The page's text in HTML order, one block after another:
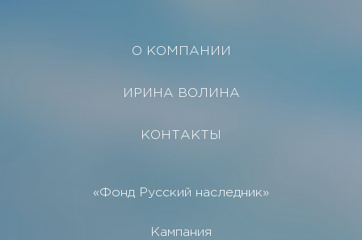
О КОМПАНИИ
ИРИНА ВОЛИНА
КОНТАКТЫ
«Фонд Русский наследник»
Кампания